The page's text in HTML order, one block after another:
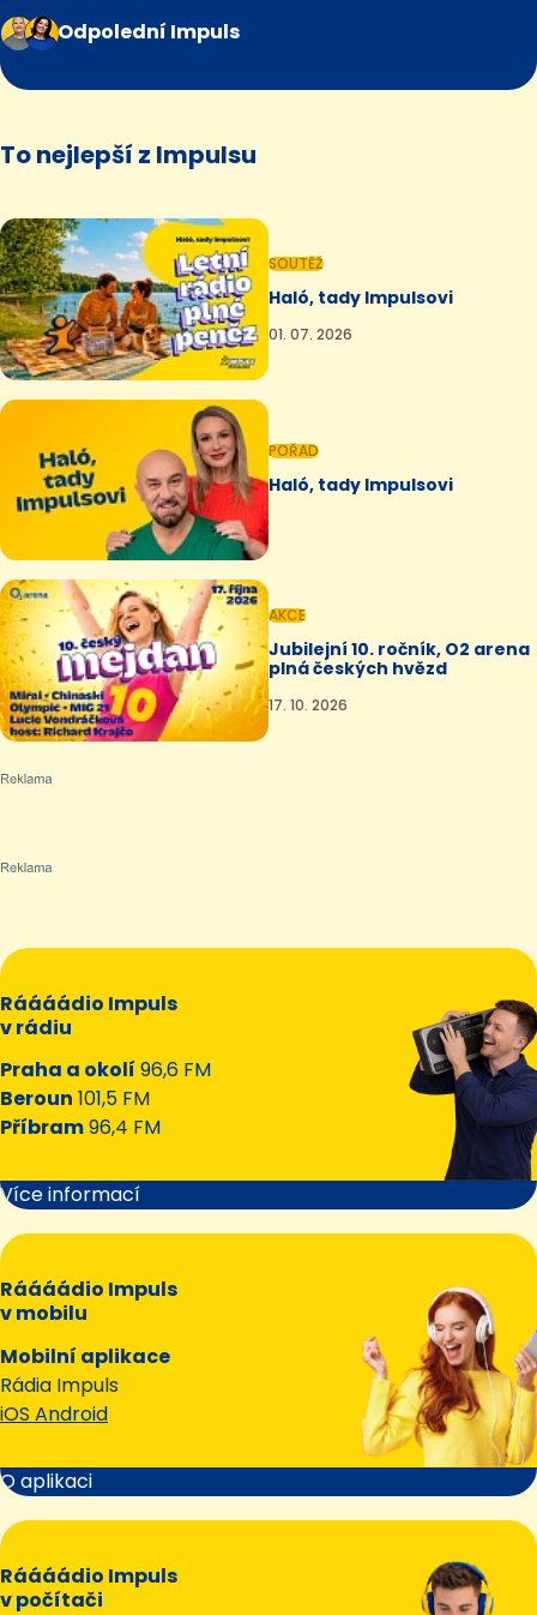
Odpolední Impuls
To nejlepší z Impulsu
SOUTĚŽ
Haló, tady Impulsovi
01. 07. 2026
POŘAD
Haló, tady Impulsovi
AKCE
Jubilejní 10. ročník, O2 arena
plná českých hvězd
17. 10. 2026
Ráááádio Impuls
v rádiu
Praha a okolí 96,6 FM
Beroun 101,5 FM
Příbram96,4 FM
Více informací
Ráááádio Impuls
v mobilu
Mobilní aplikace
Rádia Impuls
iOS Android
O aplikaci
Ráááádio Impuls
v počítači